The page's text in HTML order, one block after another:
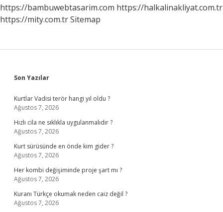
https://bambuwebtasarim.com https://halkalinakliyat.com.tr
https://mity.com.trSitemap
Sidebar
Son Yazılar
Kurtlar Vadisi terör hangi yıl oldu ?
Ağustos 7, 2026
Hızlı cila ne sıklıkla uygulanmalıdır ?
Ağustos 7, 2026
Kurt sürüsünde en önde kim gider ?
Ağustos 7, 2026
Her kombi değişiminde proje şart mı ?
Ağustos 7, 2026
Kuranı Türkçe okumak neden caiz değil ?
Ağustos 7, 2026